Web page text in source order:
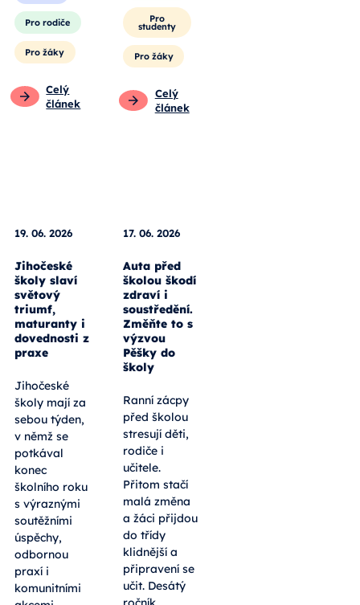
Pro rodiče
Pro žáky
Celý
článek
Pro
studenty
Pro žáky
Celý
článek
19. 06. 2026
Jihočeské
školy slaví
světový
triumf,
maturanty i
dovednosti z
praxe
Jihočeské
školy mají za
sebou týden,
v němž se
potkával
konec
školního roku
s výraznými
soutěžními
úspěchy,
odbornou
praxí i
komunitními
17. 06. 2026
Auta před
školou škodí
zdraví i
soustředění.
Změňte to s
výzvou
Pěšky do
školy
Ranní zácpy
před školou
stresují děti,
rodiče i
učitele.
Přitom stačí
malá změna
a žáci přijdou
do třídy
klidnější a
připravení se
učit. Desátý